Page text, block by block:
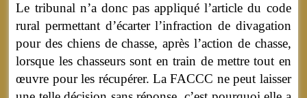
Le tribunal n’a donc pas appliqué l’article du code
rural permettant d’écarter l’infraction de divagation
pour des chiens de chasse, après l’action de chasse,
lorsque les chasseurs sont en train de mettre tout en
œuvre pour les récupérer. La FACCC ne peut laisser